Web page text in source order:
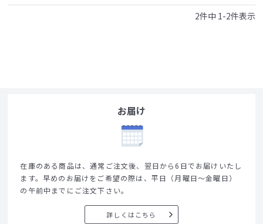
2件中 1-2件表示
お届け
在庫のある商品は、通常ご注文後、翌日から6日でお届けいたし
ます。早めのお届けをご希望の際は、平日（月曜日～金曜日）
の午前中までにご注文下さい。
詳しくはこちら